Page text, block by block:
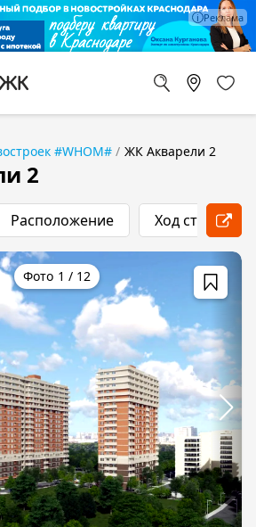
#WHOM# ЖК Акварели 2
2
Расположение Ход
1 / 12